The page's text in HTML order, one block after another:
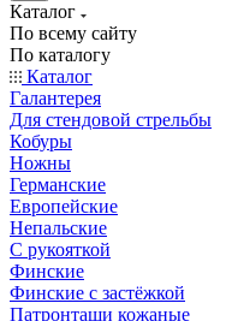
Каталог
По всему сайту
По каталогу
Каталог
Галантерея
Для стендовой стрельбы
Кобуры
Ножны
Германские
Европейские
Непальские
С рукояткой
Финские
Финские с застёжкой
Патронташи кожаные